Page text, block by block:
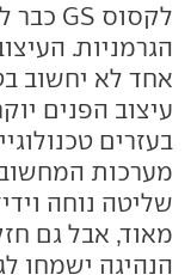
לקסוס GS כבר
הגרמניות.
אחד לא יחשוב
עיצוב הפנים
בעזרים
מערכות
שליטה נוחה
מאוד, אבל גם
הנהיגה ישמחו